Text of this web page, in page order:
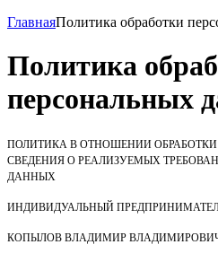
ГлавнаяПолитика обработки
Политика
персональных
ПОЛИТИКА В ОТНОШЕНИИ
СВЕДЕНИЯ О РЕАЛИЗУЕМЫХ
ДАННЫХ
ИНДИВИДУАЛЬНЫЙ
КОПЫЛОВ ВЛАДИМИР